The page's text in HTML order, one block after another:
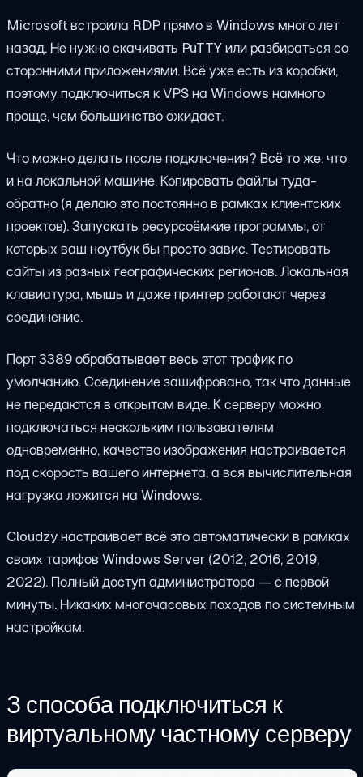
Microsoft встроила RDP прямо в Windows много лет
назад. Не нужно скачивать PuTTY или разбираться со
сторонними приложениями. Всё уже есть из коробки,
поэтому подключиться к VPS на Windows намного
проще, чем большинство ожидает.
Что можно делать после подключения? Всё то же, что
и на локальной машине. Копировать файлы туда-
обратно (я делаю это постоянно в рамках клиентских
проектов). Запускать ресурсоёмкие программы, от
которых ваш ноутбук бы просто завис. Тестировать
сайты из разных географических регионов. Локальная
клавиатура, мышь и даже принтер работают через
соединение.
Порт 3389 обрабатывает весь этот трафик по
умолчанию. Соединение зашифровано, так что данные
не передаются в открытом виде. К серверу можно
подключаться нескольким пользователям
одновременно, качество изображения настраивается
под скорость вашего интернета, а вся вычислительная
нагрузка ложится на Windows.
Cloudzy настраивает всё это автоматически в рамках
своих тарифов Windows Server (2012, 2016, 2019,
2022). Полный доступ администратора — с первой
минуты. Никаких многочасовых походов по системным
настройкам.
3 способа подключиться к
виртуальному частному серверу